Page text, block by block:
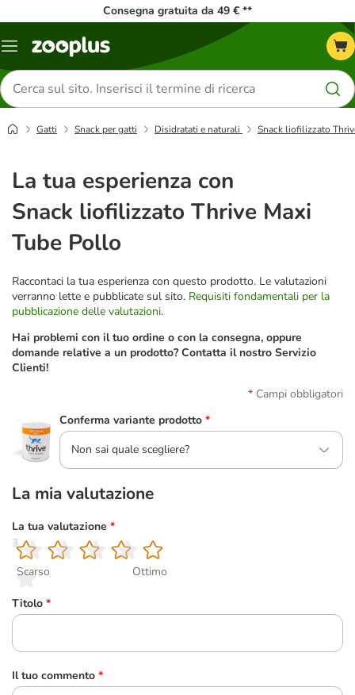
Consegna gratuita da 49 € **
Overview
Cerca
prodotti
Gatti Snack per gatti Disidratati e naturali Snack liofilizzato
La tua esperienza con
Snack liofilizzato Thrive Maxi
Tube Pollo
Raccontaci la tua esperienza con questo prodotto. Le valutazioni
verranno lette e pubblicate sul sito. Requisiti fondamentali per la
pubblicazione delle valutazioni.
Hai problemi con il tuo ordine o con la consegna, oppure
domande relative a un prodotto? Contatta il nostro Servizio
Clienti!
Campi obbligatori
Conferma variante prodotto *
Non sai quale scegliere?
La mia valutazione
La tua valutazione *
1
Scarso
2
3
4
5
Ottimo
Titolo *
Il tuo commento *